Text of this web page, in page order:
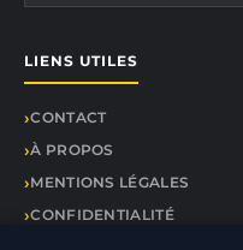
LIENS UTILES
CONTACT
À PROPOS
MENTIONS LÉGALES
CONFIDENTIALITÉ